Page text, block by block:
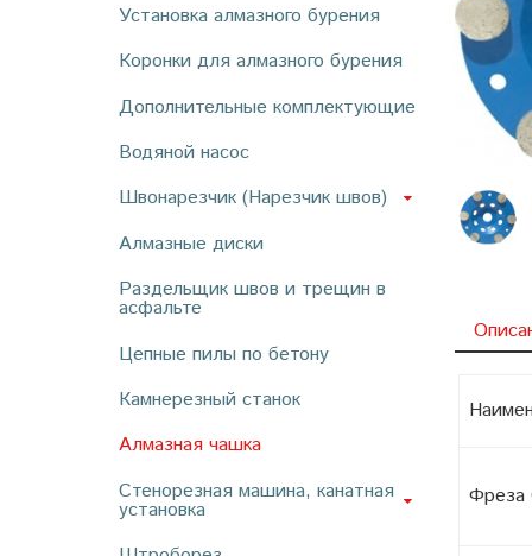
Фреза
Установка алмазного бурения
Коронки для алмазного бурения
Дополнительные комплектующие
Водяной насос
Швонарезчик (Нарезчик швов)
Алмазные диски
Раздельщик швов и трещин в
асфальте
Цепные пилы по бетону
Камнерезный станок
Алмазная чашка
Стенорезная машина, канатная
установка